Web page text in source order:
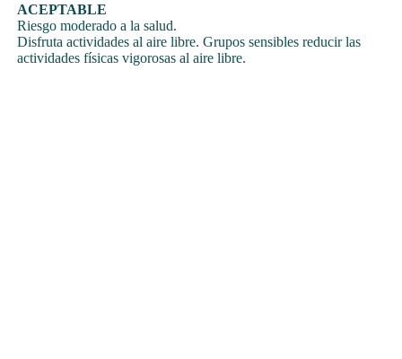
ACEPTABLE
Riesgo moderado a la salud.
Disfruta actividades al aire libre. Grupos sensibles reducir las
actividades físicas vigorosas al aire libre.